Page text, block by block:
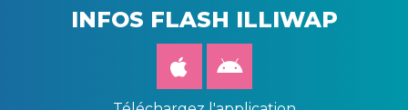
INFOS FLASH ILLIWAP